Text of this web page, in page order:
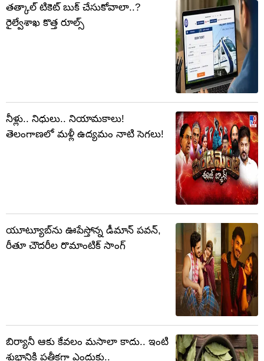
తత్కాల్ టికెట్ బుక్ చేసుకోవాలా..?
రైల్వేశాఖ కొత్త రూల్స్
నీళ్లు.. నిధులు.. నియామకాలు!
తెలంగాణలో మళ్లీ ఉద్యమం నాటి సెగలు!
యూట్యూబ్‌ను ఊపేస్తోన్న డీమాన్ పవన్,
రీతూ చౌదరీల రొమాంటిక్ సాంగ్
బిర్యానీ ఆకు కేవలం మసాలా కాదు.. ఇంటి
శుభానికి ప్రతీకగా ఎందుకు..